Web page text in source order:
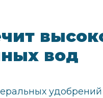
вод